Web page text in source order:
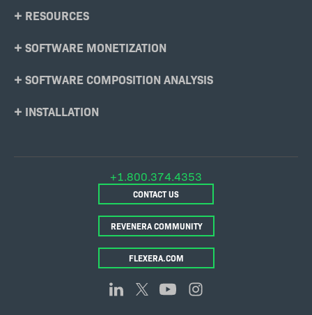
RESOURCES
SOFTWARE MONETIZATION
SOFTWARE COMPOSITION ANALYSIS
INSTALLATION
+1.800.374.4353
CONTACT US
REVENERA COMMUNITY
FLEXERA.COM